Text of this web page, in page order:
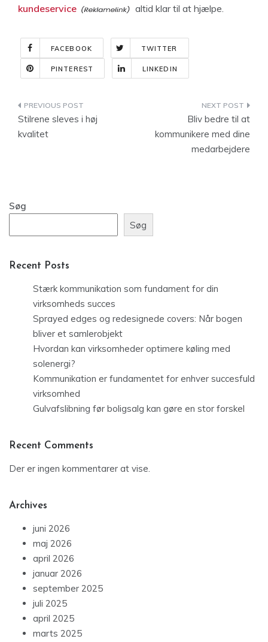
kundeservice altid klar til at hjælpe.
FACEBOOK TWITTER
PINTEREST LINKEDIN
Indlægsnavigation
Stilrene sleves i høj
kvalitet
Bliv bedre til at
kommunikere med dine
medarbejdere
Søg
Søg
Recent Posts
Stærk kommunikation som fundament for din
virksomheds succes
Sprayed edges og redesignede covers: Når bogen
bliver et samlerobjekt
Hvordan kan virksomheder optimere køling med
solenergi?
Kommunikation er fundamentet for enhver succesfuld
virksomhed
Gulvafslibning før boligsalg kan gøre en stor forskel
Recent Comments
Der er ingen kommentarer at vise.
Archives
juni 2026
maj 2026
april 2026
januar 2026
september 2025
juli 2025
april 2025
marts 2025